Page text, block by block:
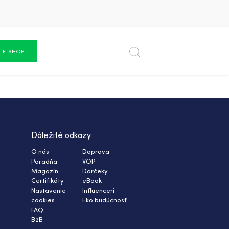
E-SHOP
Dôležité odkazy
O nás
Poradňa
Magazín
Certifikáty
Nastavenie
cookies
FAQ
B2B
Doprava
VOP
Darčeky
eBook
Influenceri
Eko budúcnosť